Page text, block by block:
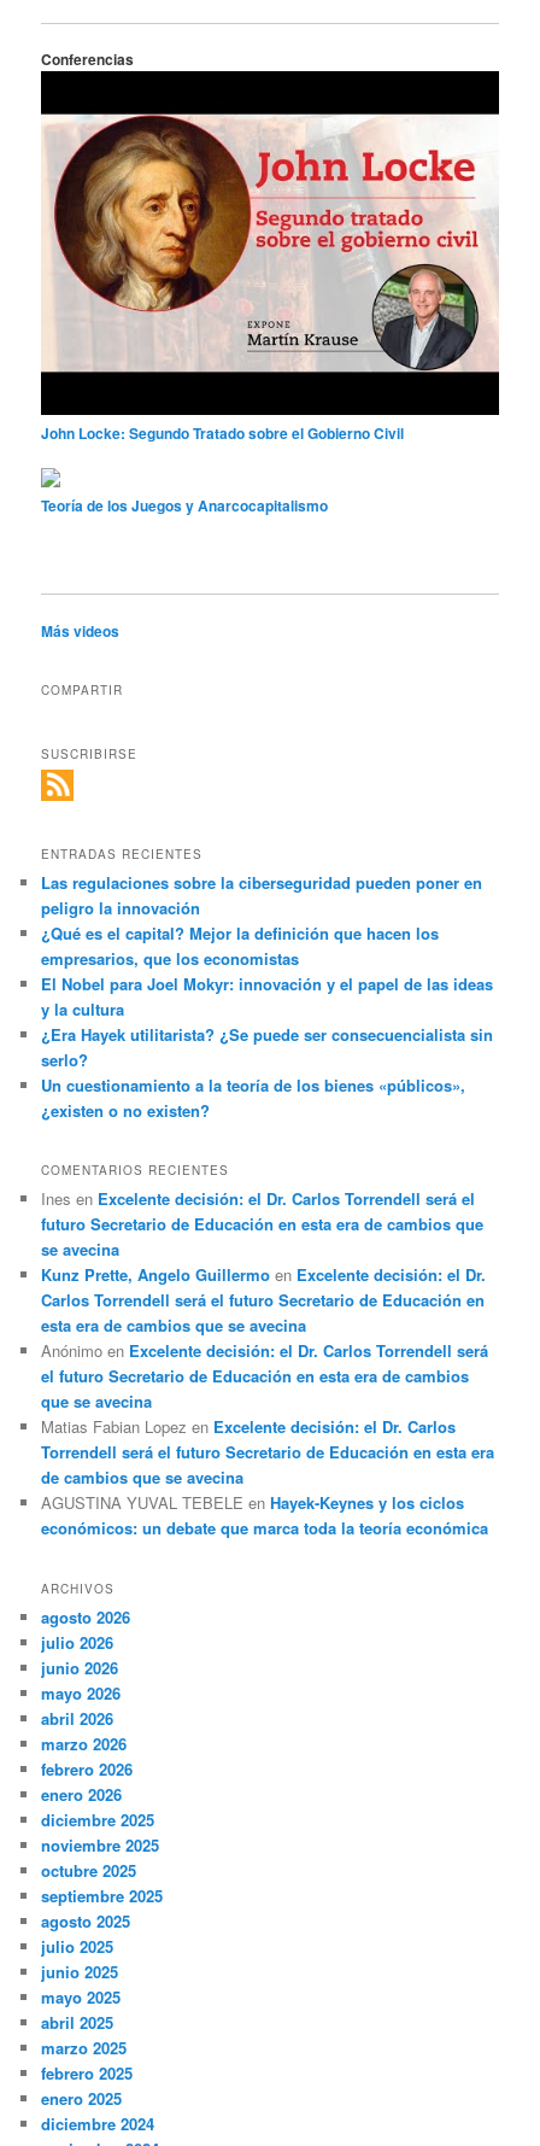
Conferencias
John Locke: Segundo Tratado sobre el Gobierno Civil
Teoría de los Juegos y Anarcocapitalismo
Más videos
COMPARTIR
SUSCRIBIRSE
ENTRADAS RECIENTES
Las regulaciones sobre la ciberseguridad pueden poner en
peligro la innovación
¿Qué es el capital? Mejor la definición que hacen los
empresarios, que los economistas
El Nobel para Joel Mokyr: innovación y el papel de las ideas
y la cultura
¿Era Hayek utilitarista? ¿Se puede ser consecuencialista sin
serlo?
Un cuestionamiento a la teoría de los bienes «públicos»,
¿existen o no existen?
COMENTARIOS RECIENTES
Ines en Excelente decisión: el Dr. Carlos Torrendell será el
futuro Secretario de Educación en esta era de cambios que
se avecina
Kunz Prette, Angelo Guillermo en Excelente decisión: el Dr.
Carlos Torrendell será el futuro Secretario de Educación en
esta era de cambios que se avecina
Anónimo en Excelente decisión: el Dr. Carlos Torrendell será
el futuro Secretario de Educación en esta era de cambios
que se avecina
Matias Fabian Lopez en Excelente decisión: el Dr. Carlos
Torrendell será el futuro Secretario de Educación en esta era
de cambios que se avecina
AGUSTINA YUVAL TEBELE enHayek-Keynes y los ciclos
económicos: un debate que marca toda la teoría económica
ARCHIVOS
agosto 2026
julio 2026
junio 2026
mayo 2026
abril 2026
marzo 2026
febrero 2026
enero 2026
diciembre 2025
noviembre 2025
octubre 2025
septiembre 2025
agosto 2025
julio 2025
junio 2025
mayo 2025
abril 2025
marzo 2025
febrero 2025
enero 2025
diciembre 2024